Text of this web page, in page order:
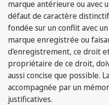
marque antérieure ou avec
défaut de caractère
fondée sur un conflit avec
marque enregistrée ou
d'enregistrement, ce droit
propriétaire de ce droit,
aussi concise que possible.
accompagnée par un
justificatives.